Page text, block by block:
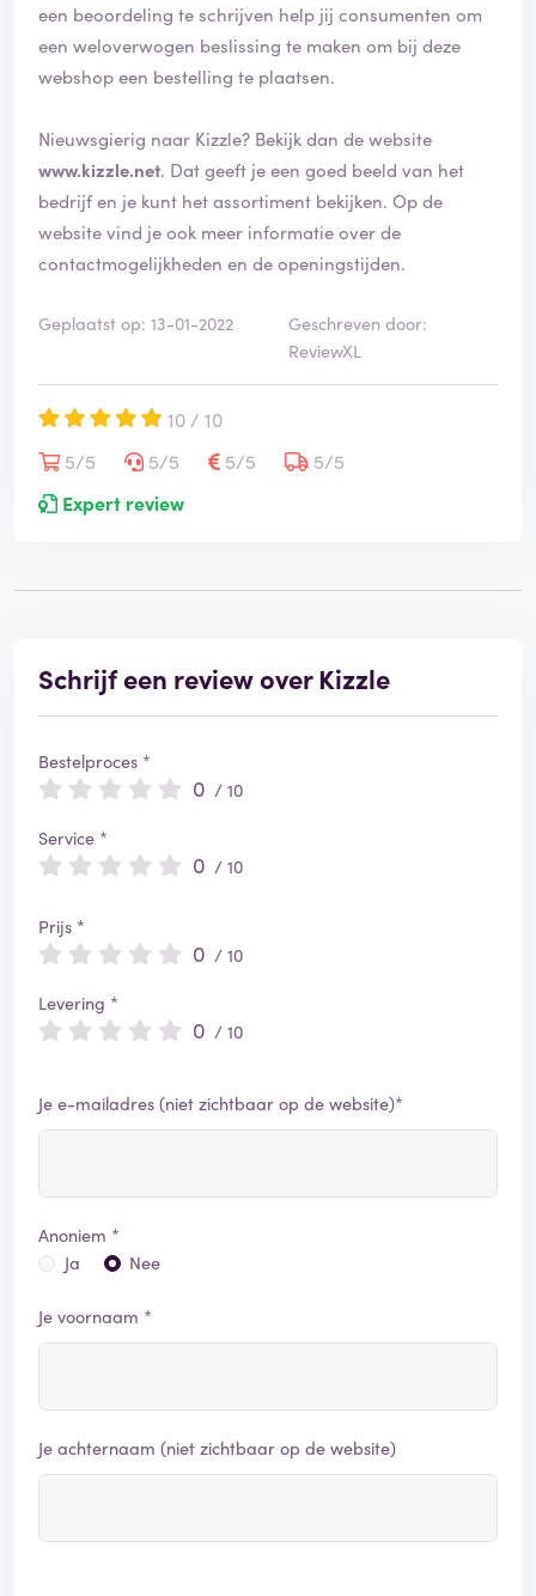
een beoordeling te schrijven help jij consumenten om
een weloverwogen beslissing te maken om bij deze
webshop een bestelling te plaatsen.
Nieuwsgierig naar Kizzle? Bekijk dan de website
www.kizzle.net. Dat geeft je een goed beeld van het
bedrijf en je kunt het assortiment bekijken. Op de
website vind je ook meer informatie over de
contactmogelijkheden en de openingstijden.
Geplaatst op: 13-01-2022
Geschreven door:
ReviewXL
10 / 10
5/5
5/5 5/5
5/5
Expert review
Schrijf een review over Kizzle
Bestelproces *
0 / 10
Service *
0 / 10
Prijs *
0 / 10
Levering *
0 / 10
Je e-mailadres (niet zichtbaar op de website)*
Anoniem *
Ja
Nee
Je voornaam *
Je achternaam (niet zichtbaar op de website)